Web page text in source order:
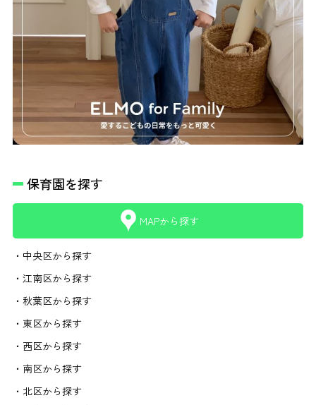
保育園を探す
MAPから探す
・中央区から探す
・江南区から探す
・秋葉区から探す
・東区から探す
・西区から探す
・南区から探す
・北区から探す